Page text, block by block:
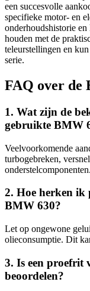
een succesvolle
specifieke motor- en
onderhoudshistorie
houden met de
teleurstellingen en
serie.
FAQ over de
1. Wat zijn de
gebruikte BMW
Veelvoorkomende
turbogebreken,
onderstelcomponenten.
2. Hoe herken ik
BMW 630?
Let op ongewone
olieconsumptie. Dit
3. Is een proefrit
beoordelen?